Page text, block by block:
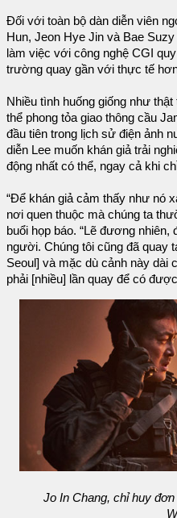
Đối với toàn bộ dàn diễn viên
Hun, Jeon Hye Jin và Bae
làm việc với công nghệ CGI
trường quay gần với thực tế
Nhiều tình huống giống như
thể phong tỏa giao thông cầu
đầu tiên trong lịch sử điện ảnh
diễn Lee muốn khán giả trải
động nhất có thể, ngay cả khi
“Để khán giả cảm thấy như nó
nơi quen thuộc mà chúng ta
buổi họp báo. “Lẽ đương
người. Chúng tôi cũng đã quay
Seoul] và mặc dù cảnh này dài
phải [nhiều] lần quay để có
Jo In Chang, chỉ huy